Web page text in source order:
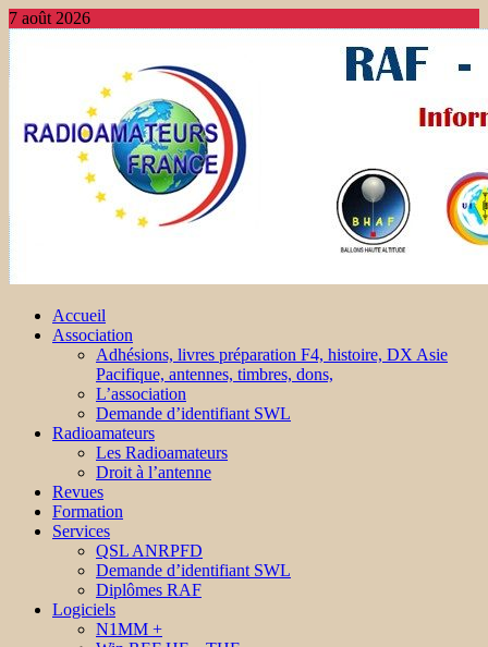
7 août 2026
Accueil
Association
Adhésions, livres préparation F4, histoire, DX Asie
Pacifique, antennes, timbres, dons,
L’association
Demande d’identifiant SWL
Radioamateurs
Les Radioamateurs
Droit à l’antenne
Revues
Formation
Services
QSL ANRPFD
Demande d’identifiant SWL
Diplômes RAF
Logiciels
N1MM +